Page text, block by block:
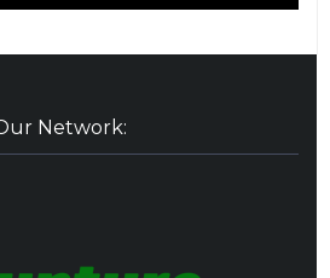
Network: